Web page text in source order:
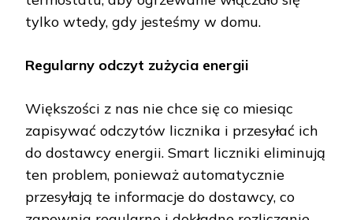
tylko wtedy, gdy jesteśmy w domu.
Regularny odczyt zużycia energii
Większości z nas nie chce się co miesiąc
zapisywać odczytów licznika i przesyłać ich
do dostawcy energii. Smart liczniki eliminują
ten problem, ponieważ automatycznie
przesyłają te informacje do dostawcy, co